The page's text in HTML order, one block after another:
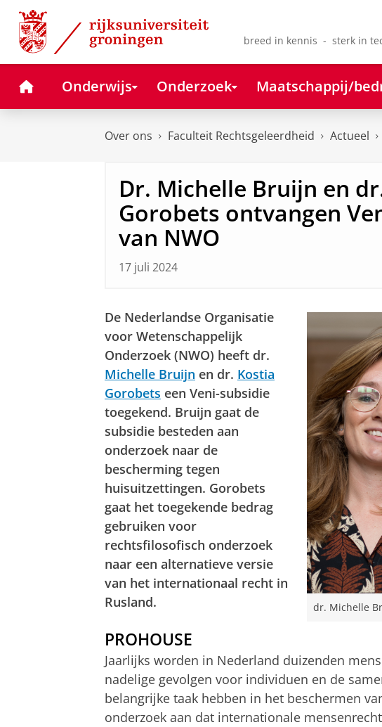
Skip
Content
Skip
Navigation
breed in kennis - sterk in
HomeOnderwijs Onderzoek Maatschappij/
Over ons Faculteit Rechtsgeleerdheid Actueel
Dr. Michelle Bruijn en
Gorobets ontvangen
van NWO
17 juli 2024
dr. Michelle
De Nederlandse Organisatie
voor Wetenschappelijk
Onderzoek (NWO) heeft dr.
Michelle Bruijn en dr. Kostia
Gorobets een Veni-subsidie
toegekend. Bruijn gaat de
subsidie besteden aan
onderzoek naar de
bescherming tegen
huisuitzettingen. Gorobets
gaat het toegekende bedrag
gebruiken voor
rechtsfilosofisch onderzoek
naar een alternatieve versie
van het internationaal recht in
Rusland.
PROHOUSE
Jaarlijks worden in Nederland duizenden
nadelige gevolgen voor individuen en de
belangrijke taak hebben in het beschermen
onderzoek aan dat internationale